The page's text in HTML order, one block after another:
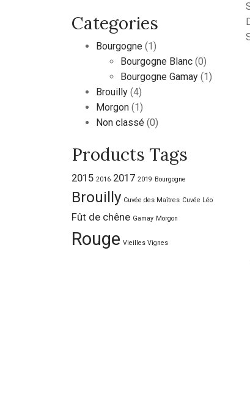
Categories
Bourgogne (1)
Bourgogne Blanc (0)
Bourgogne Gamay (1)
Brouilly (4)
Morgon (1)
Non classé (0)
Products Tags
2015 2016 2017 2019 Bourgogne
Brouilly Cuvée des Maîtres Cuvée Léo
Fût de chêne Gamay Morgon
Rouge Vieilles Vignes